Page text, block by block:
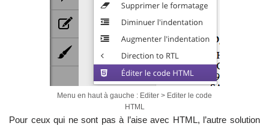
Menu en haut à gauche : Editer > Editer le code
HTML
Pour ceux qui ne sont pas à l’aise avec HTML, l’autre solution